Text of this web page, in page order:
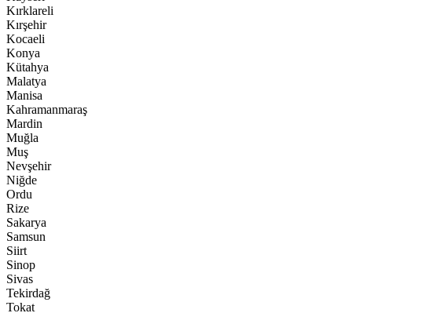
Kırklareli
Kırşehir
Kocaeli
Konya
Kütahya
Malatya
Manisa
Kahramanmaraş
Mardin
Muğla
Muş
Nevşehir
Niğde
Ordu
Rize
Sakarya
Samsun
Siirt
Sinop
Sivas
Tekirdağ
Tokat